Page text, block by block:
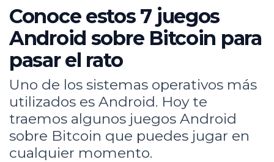
Conoce estos 7 juegos
Android sobre Bitcoin para
pasar el rato
Uno de los sistemas operativos más
utilizados es Android. Hoy te
traemos algunos juegos Android
sobre Bitcoin que puedes jugar en
cualquier momento.